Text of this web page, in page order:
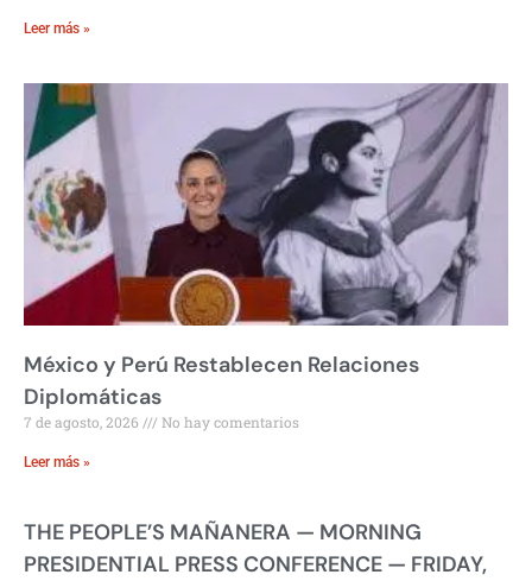
Leer más »
México y Perú Restablecen Relaciones
Diplomáticas
7 de agosto, 2026 No hay comentarios
Leer más »
THE PEOPLE’S MAÑANERA — MORNING
PRESIDENTIAL PRESS CONFERENCE — FRIDAY,